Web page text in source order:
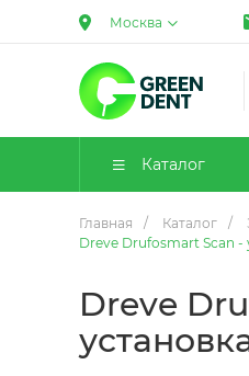
Москва
Каталог
Главная / Каталог /
Dreve Drufosmart Scan
Dreve